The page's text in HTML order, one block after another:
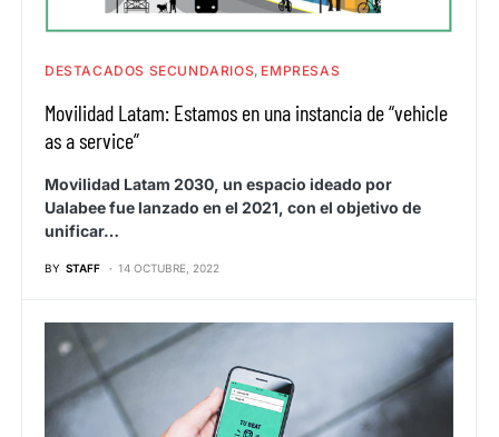
DESTACADOS SECUNDARIOS EMPRESAS
Movilidad Latam: Estamos en una instancia de “vehicle
as a service”
Movilidad Latam 2030, un espacio ideado por
Ualabee fue lanzado en el 2021, con el objetivo de
unificar…
BY STAFF 14 OCTUBRE, 2022